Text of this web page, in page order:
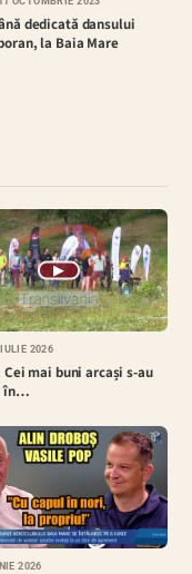
dedicată dansului
la Baia Mare
▶
2026
Cei mai buni arcași s-au
în…
2026